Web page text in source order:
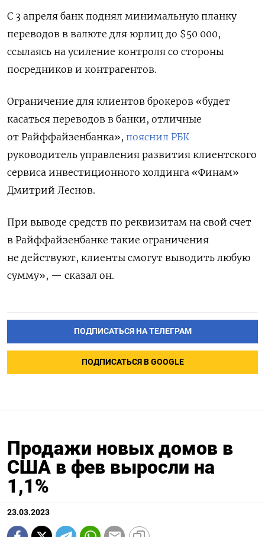
С 3 апреля банк поднял минимальную планку
переводов в валюте для юрлиц до $50 000,
ссылаясь на усиление контроля со стороны
посредников и контрагентов.
Ограничение для клиентов брокеров «будет
касаться переводов в банки, отличные
от Райффайзенбанка», пояснил РБК
руководитель управления развития клиентского
сервиса инвестиционного холдинга «Финам»
Дмитрий Леснов.
При выводе средств по реквизитам на свой счет
в Райффайзенбанке такие ограничения
не действуют, клиенты смогут выводить любую
сумму», — сказал он.
ПОДПИСАТЬСЯ НА ТЕЛЕГРАМ
ПОДПИСАТЬСЯ В GOOGLE
Продажи новых домов в
США в фев выросли на
1,1%
23.03.2023